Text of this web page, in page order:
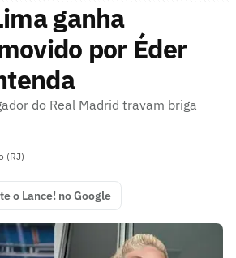
ganha
por Éder
do Real Madrid travam briga
(RJ)
o Lance! no Google